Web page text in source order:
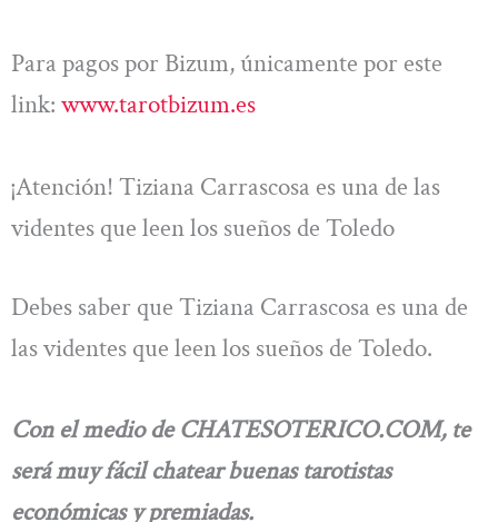
Para pagos por Bizum, únicamente por este
link: www.tarotbizum.es
¡Atención! Tiziana Carrascosa es una de las
videntes que leen los sueños de Toledo
Debes saber que Tiziana Carrascosa es una de
las videntes que leen los sueños de Toledo.
Con el medio de CHATESOTERICO.COM, te
será muy fácil chatear buenas tarotistas
económicas y premiadas.